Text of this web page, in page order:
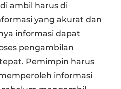
ambil harus di
yang akurat dan
informasi dapat
pengambilan
Pemimpin harus
informasi